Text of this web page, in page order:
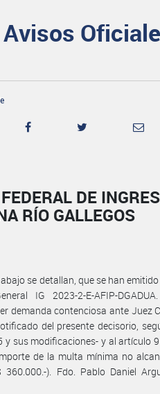
DE
RÍO GALLEGOS
se detallan, que se han
IG 2023-2-E-AFIP-
demanda contenciosa ante Juez
del presente decisorio,
y sus modificaciones- y al artículo
de la multa mínima no
360.000.-). Fdo. Pablo Daniel